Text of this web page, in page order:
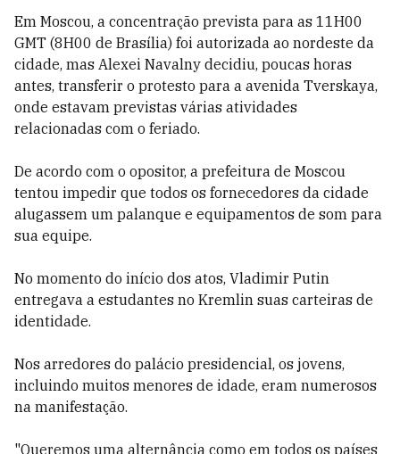
Em Moscou, a concentração prevista para as 11H00
GMT (8H00 de Brasília) foi autorizada ao nordeste da
cidade, mas Alexei Navalny decidiu, poucas horas
antes, transferir o protesto para a avenida Tverskaya,
onde estavam previstas várias atividades
relacionadas com o feriado.
De acordo com o opositor, a prefeitura de Moscou
tentou impedir que todos os fornecedores da cidade
alugassem um palanque e equipamentos de som para
sua equipe.
No momento do início dos atos, Vladimir Putin
entregava a estudantes no Kremlin suas carteiras de
identidade.
Nos arredores do palácio presidencial, os jovens,
incluindo muitos menores de idade, eram numerosos
na manifestação.
"Queremos uma alternância como em todos os países